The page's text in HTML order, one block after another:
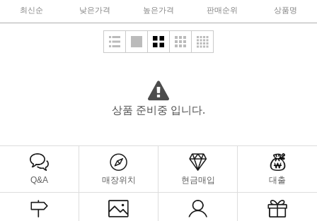
최신순 낮은가격 높은가격 판매순위 상품명
상품 준비중 입니다.
Q&A 매장위치 현금매입 대출